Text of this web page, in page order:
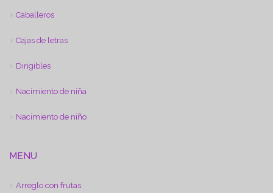
Caballeros
Cajas de letras
Dirigibles
Nacimiento de niña
Nacimiento de niño
MENU
Arreglo con frutas